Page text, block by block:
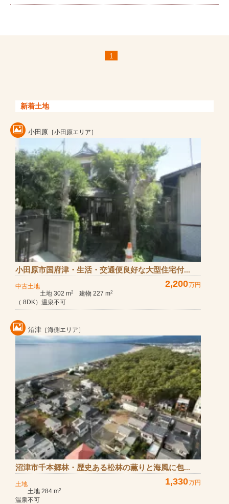
1
新着土地
小田原 ［小田原エリア］
小田原市国府津・生活・交通便良好な大型住宅付...
中古土地 2,200万円
土地 302 m2 建物 227 m2
（ 8DK）温泉不可
沼津 ［海側エリア］
沼津市千本郷林・歴史ある松林の薫りと海風に包...
土地 1,330万円
土地 284 m2
温泉不可